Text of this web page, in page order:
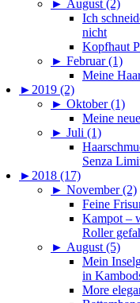
► August (2)
Ich
nicht
Kopfhaut
► Februar (1)
Meine
► 2019 (2)
► Oktober (1)
Meine
► Juli (1)
Senza
► 2018 (17)
► November (2)
Feine
Kampot –
Roller
► August (5)
Mein
in
More